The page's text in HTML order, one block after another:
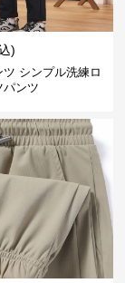
)
シンプル洗練ロ
パンツ